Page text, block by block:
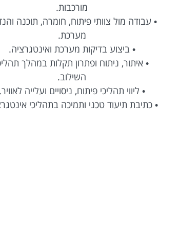
מורכבות.
• עבודה מול צוותי פיתוח, חומרה, תוכנה
מערכת.
• ביצוע בדיקות מערכת ואינטגרציה.
• איתור, ניתוח ופתרון תקלות במהלך
השילוב.
• ליווי תהליכי פיתוח, ניסויים ועלייה לאוויר.
• כתיבת תיעוד טכני ותמיכה בתהליכי